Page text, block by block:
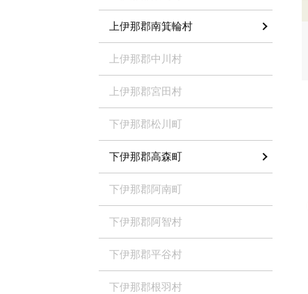
上伊那郡南箕輪村
上伊那郡中川村
上伊那郡宮田村
下伊那郡松川町
下伊那郡高森町
下伊那郡阿南町
下伊那郡阿智村
下伊那郡平谷村
下伊那郡根羽村